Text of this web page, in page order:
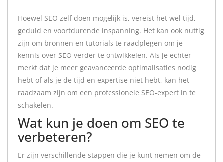
Hoewel SEO zelf doen mogelijk is, vereist het wel tijd,
geduld en voortdurende inspanning. Het kan ook nuttig
zijn om bronnen en tutorials te raadplegen om je
kennis over SEO verder te ontwikkelen. Als je echter
merkt dat je meer geavanceerde optimalisaties nodig
hebt of als je de tijd en expertise niet hebt, kan het
raadzaam zijn om een professionele SEO-expert in te
schakelen.
Wat kun je doen om SEO te
verbeteren?
Er zijn verschillende stappen die je kunt nemen om de